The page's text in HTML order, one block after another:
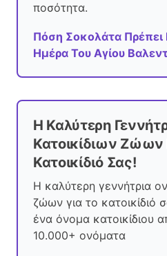
ποσότητα.
Πόση Σοκολάτα Πρέπει
Ημέρα Του Αγίου
Η Καλύτερη
Κατοικίδιων Ζώων
Κατοικίδιό Σας!
Η καλύτερη γεννήτρια
ζώων για το κατοικίδιό
ένα όνομα κατοικίδιου
10.000+ ονόματα